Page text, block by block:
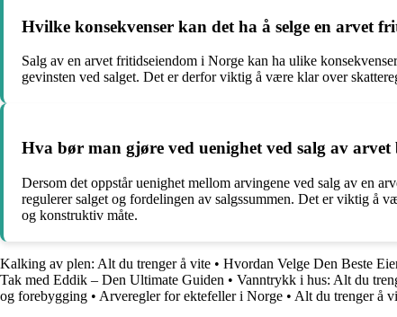
Hvilke konsekvenser kan det ha å selge en arvet
Salg av en arvet fritidseiendom i Norge kan ha ulike
gevinsten ved salget. Det er derfor viktig å være klar over
Hva bør man gjøre ved uenighet ved salg av arvet
Dersom det oppstår uenighet mellom arvingene ved salg av en
regulerer salget og fordelingen av salgssummen. Det er viktig å
og konstruktiv måte.
Kalking av plen: Alt du trenger å vite • Hvordan Velge Den Beste
Tak med Eddik – Den Ultimate Guiden • Vanntrykk i hus: Alt du
og forebygging • Arveregler for ektefeller i Norge • Alt du trenger å